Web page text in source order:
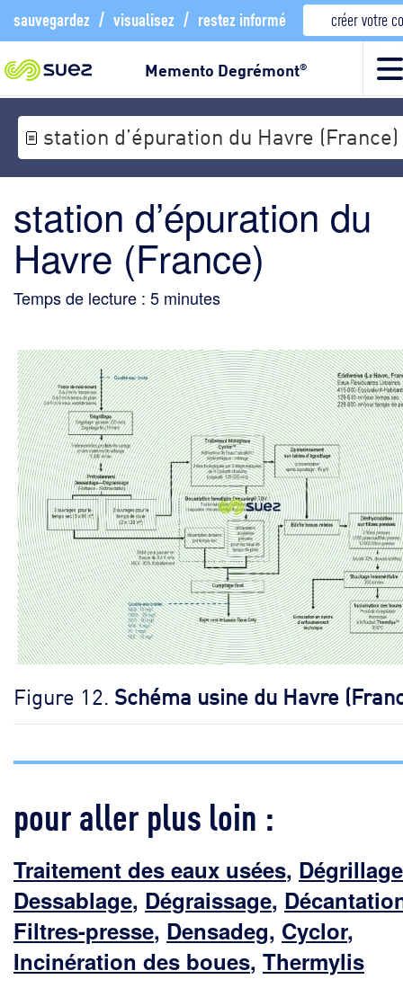
sauvegardez / visualisez / restez informé créer votre
Memento Degrémont®
station d’épuration du Havre (France)
station d’épuration du
Havre (France)
Temps de lecture : 5 minutes
Figure 12. Schéma usine du Havre
pour aller plus loin :
Traitement des eaux usées, Dégrillage
Dessablage, Dégraissage,
Filtres-presse, Densadeg, Cyclor,
Incinération des boues, Thermylis